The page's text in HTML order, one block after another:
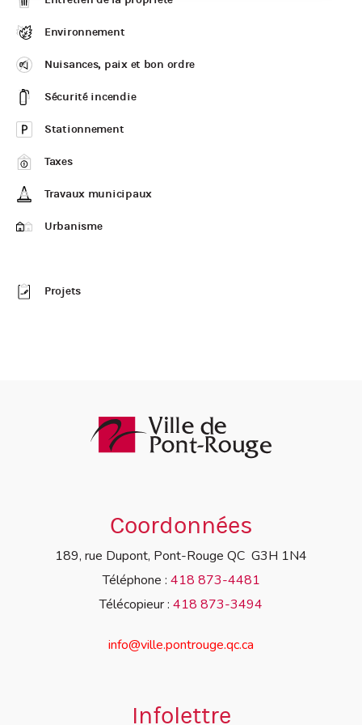
Environnement
Nuisances, paix et bon ordre
Sécurité incendie
Stationnement
Taxes
Travaux municipaux
Urbanisme
Projets
Coordonnées
189, rue Dupont, Pont-Rouge QC G3H 1N4
Téléphone : 418 873-4481
Télécopieur : 418 873-3494
info@ville.pontrouge.qc.ca
Infolettre